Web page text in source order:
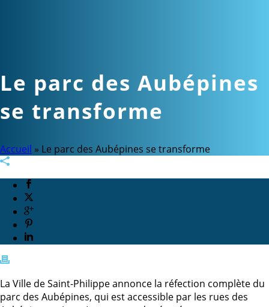
Le parc des Aubépines
se transforme
Accueil » Le parc des Aubépines se transforme
La Ville de Saint-Philippe annonce la réfection complète du
parc des Aubépines, qui est accessible par les rues des